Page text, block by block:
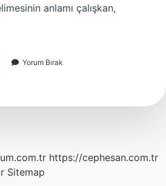
anlamı çalışkan,
Yorum Bırak
https://cephesan.com.tr
Sitemap